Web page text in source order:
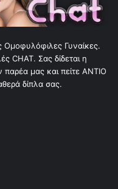
Ομοφυλόφιλες Γυναίκες.
CHAT. Σας δίδεται η
παρέα μας και πείτε ΑΝΤΙΟ
δίπλα σας.